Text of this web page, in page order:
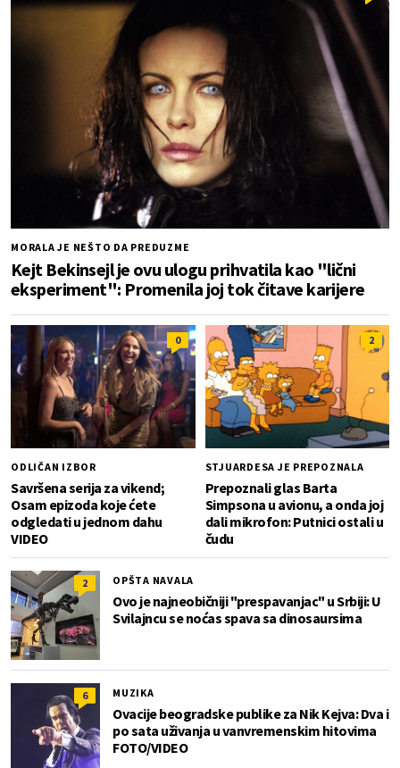
MORALA JE NEŠTO DA PREDUZME
Kejt Bekinsejl je ovu ulogu prihvatila kao "lični
eksperiment": Promenila joj tok čitave karijere
0
ODLIČAN IZBOR
Savršena serija za vikend;
Osam epizoda koje ćete
odgledati u jednom dahu
VIDEO
2
STJUARDESA JE PREPOZNALA
Prepoznali glas Barta
Simpsona u avionu, a onda joj
dali mikrofon: Putnici ostali u
čudu
2 OPŠTA NAVALA
Ovo je najneobičniji "prespavanjac" u Srbiji: U
Svilajncu se noćas spava sa dinosaursima
6 MUZIKA
Ovacije beogradske publike za Nik Kejva: Dva i
po sata uživanja u vanvremenskim hitovima
FOTO/VIDEO